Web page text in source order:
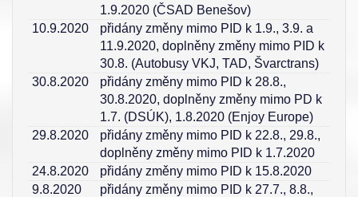
1.9.2020 (ČSAD Benešov)
10.9.2020
přidány změny mimo PID k 1.9., 3.9. a
11.9.2020, doplněny změny mimo PID k
30.8. (Autobusy VKJ, TAD, Švarctrans)
30.8.2020
přidány změny mimo PID k 28.8.,
30.8.2020, doplněny změny mimo PD k
1.7. (DSÚK), 1.8.2020 (Enjoy Europe)
29.8.2020
přidány změny mimo PID k 22.8., 29.8.,
doplněny změny mimo PID k 1.7.2020
24.8.2020
přidány změny mimo PID k 15.8.2020
9.8.2020
přidány změny mimo PID k 27.7., 8.8.,